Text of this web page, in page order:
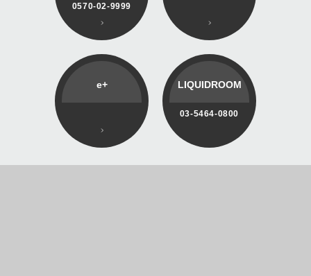
0570-02-9999
e+ LIQUIDROOM
03-5464-0800